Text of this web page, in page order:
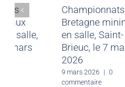
Championnats
départementaux
benjamins en salle,
Rennes, le 7 mars
0